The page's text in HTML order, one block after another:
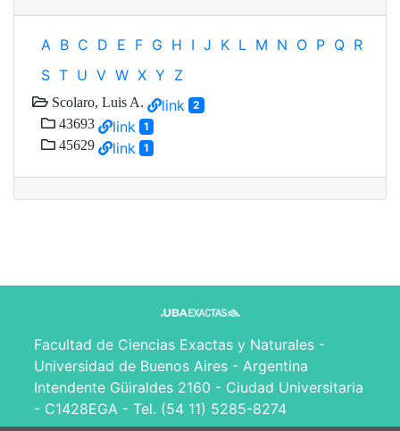
A B C D E F G H I J K L M N O P Q R
S T U V W X Y Z
Scolaro, Luis A. link 2
43693 link 1
45629 link 1
Facultad de Ciencias Exactas y Naturales -
Universidad de Buenos Aires - Argentina
Intendente Güiraldes 2160 - Ciudad Universitaria
- C1428EGA - Tel. (54 11) 5285-8274